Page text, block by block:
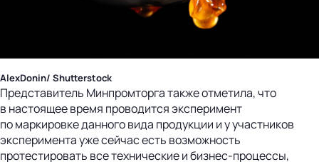
AlexDonin/ Shutterstock
Представитель Минпромторга также отметила, что
в настоящее время проводится эксперимент
по маркировке данного вида продукции и у участников
эксперимента уже сейчас есть возможность
протестировать все технические и бизнес-процессы,